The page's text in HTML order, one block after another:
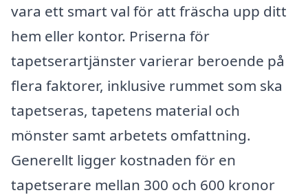
vara ett smart val för att fräscha upp ditt
hem eller kontor. Priserna för
tapetserartjänster varierar beroende på
flera faktorer, inklusive rummet som ska
tapetseras, tapetens material och
mönster samt arbetets omfattning.
Generellt ligger kostnaden för en
tapetserare mellan 300 och 600 kronor